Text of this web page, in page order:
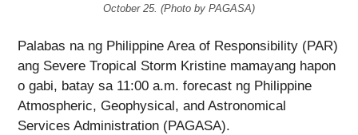
October 25. (Photo by PAGASA)
Palabas na ng Philippine Area of Responsibility (PAR)
ang Severe Tropical Storm Kristine mamayang hapon
o gabi, batay sa 11:00 a.m. forecast ng Philippine
Atmospheric, Geophysical, and Astronomical
Services Administration (PAGASA).